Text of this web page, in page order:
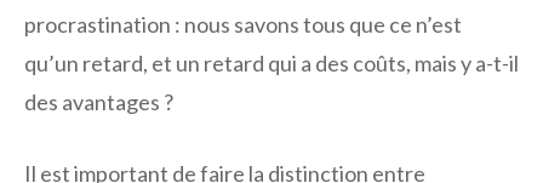
procrastination : nous savons tous que ce n’est
qu’un retard, et un retard qui a des coûts, mais y a-t-il
des avantages ?
Il est important de faire la distinction entre